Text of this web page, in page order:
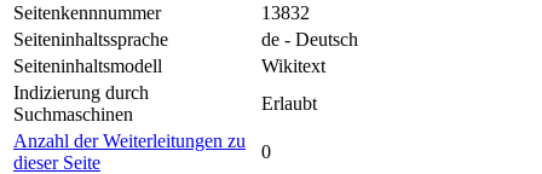
Seitenkennnummer
13832
Seiteninhaltssprache
de - Deutsch
Seiteninhaltsmodell
Wikitext
Indizierung durch
Suchmaschinen
Erlaubt
Anzahl der Weiterleitungen zu
dieser Seite
0